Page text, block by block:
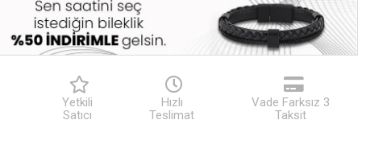
Yetkili
Satıcı
Hızlı
Teslimat
Vade Farksız 3
Taksit